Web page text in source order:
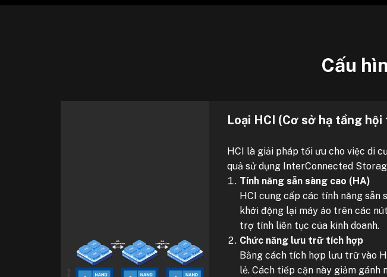
Cấu
Loại HCI (Cơ sở hạ tầng
HCI là giải pháp tối ưu cho việc di
quả sử dụng InterConnected
Tính năng sẵn sàng cao (HA)
HCI cung cấp các tính năng
khởi động lại máy ảo trên các
trợ tính liên tục của kinh doanh.
Chức năng lưu trữ tích hợp
Bằng cách tích hợp lưu trữ vào
lẻ. Cách tiếp cận này giảm gánh